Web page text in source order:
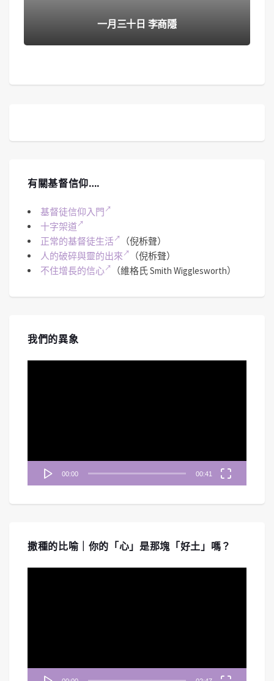
一月三十日 李商隱
有關基督信仰….
基督徒信仰入門
十字架道
正常的基督徒生活
（倪柝聲）
人的破碎與靈的出來
（倪柝聲）
不住增長的信心
（維格氏 Smith Wigglesworth）
我們的異象
00:00 00:41
撒種的比喻｜你的「心」是那塊「好土」嗎？